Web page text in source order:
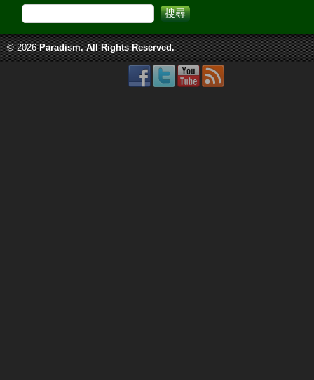
© 2026 Paradism. All Rights Reserved.